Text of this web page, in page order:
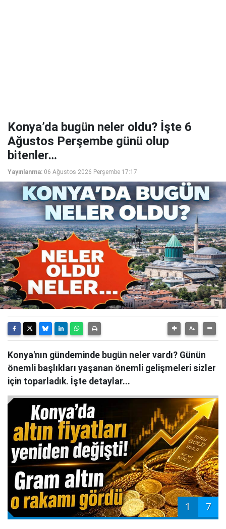
Konya’da bugün neler oldu? İşte 6
Ağustos Perşembe günü olup
bitenler…
Yayınlanma: 06 Ağustos 2026 Perşembe 17:17
Konya'nın gündeminde bugün neler vardı? Günün
önemli başlıkları yaşanan önemli gelişmeleri sizler
için toparladık. İşte detaylar...
1 7